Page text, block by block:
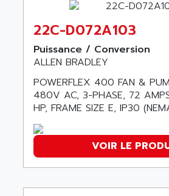
CD1-K
SIMATIC MONITOR PANEL
ACS
SBS
ABS
ALSTHOM
ALSTHOM ATLANTIQUE
ALSTHOM PARVEX
ALSTOM
ALTECH
ALTER
ALTRAC AG
ALTRONICS
ALTRONIX
ALUTRON
22C-D072A103
Puissance / Conversion
ALLEN BRADLEY
POWERFLEX 400 FAN &
480V AC, 3-PHASE, 72
HP, FRAME SIZE E, IP30
VOIR LE